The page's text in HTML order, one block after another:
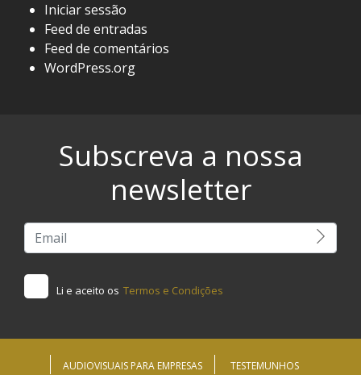
Iniciar sessão
Feed de entradas
Feed de comentários
WordPress.org
Subscreva a nossa
newsletter
Li e aceito os Termos e Condições
AUDIOVISUAIS PARA EMPRESAS TESTEMUNHOS